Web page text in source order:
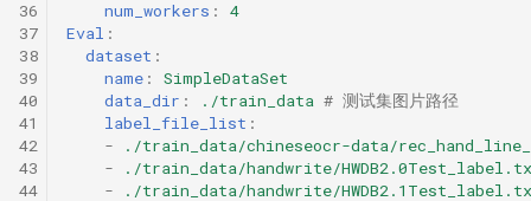
36
37
38
39
40
41
42
43
44
num_workers :
4
Eval :
dataset :
name :
SimpleDataSet
data_dir : ./train_data # 测试集图片路径
label_file_list :
-
./train_data/chineseocr-data/
-
./train_data/handwrite/
-
./train_data/handwrite/